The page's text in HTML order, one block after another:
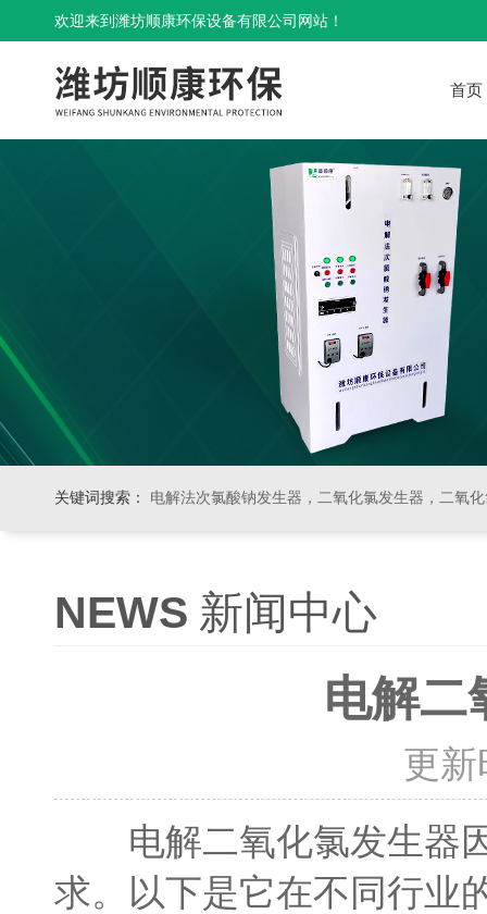
欢迎来到潍坊顺康环保设备有限公司网站！
首页
关键词搜索： 电解法次氯酸钠发生器，二氧化氯发生器，二氧化氯投加器，缓释消毒器
NEWS 新闻中心
电解二
更新
电解二氧化氯发生器
求。以下是它在不同行业